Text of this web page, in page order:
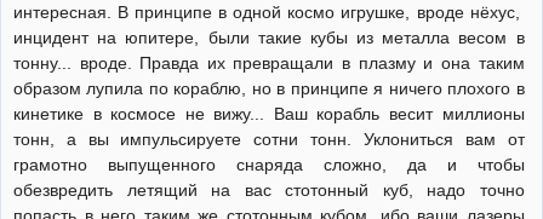
интересная. В принципе в одной космо игрушке, вроде нёхус,
инцидент на юпитере, были такие кубы из металла весом в
тонну... вроде. Правда их превращали в плазму и она таким
образом лупила по кораблю, но в принципе я ничего плохого в
кинетике в космосе не вижу... Ваш корабль весит миллионы
тонн, а вы импульсируете сотни тонн. Уклониться вам от
грамотно выпущенного снаряда сложно, да и чтобы
обезвредить летящий на вас стотонный куб, надо точно